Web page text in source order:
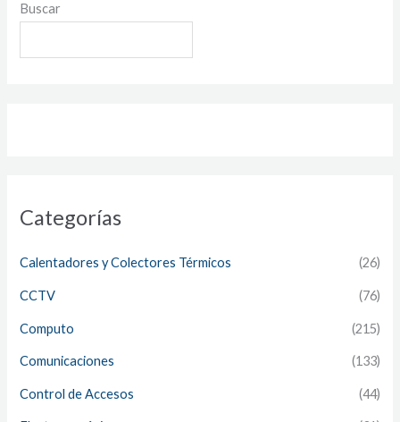
Buscar
Categorías
Calentadores y Colectores Térmicos (26)
CCTV (76)
Computo (215)
Comunicaciones (133)
Control de Accesos (44)